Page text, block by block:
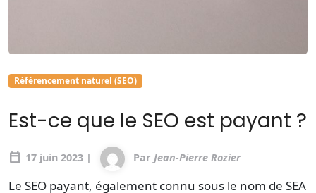
Référencement naturel (SEO)
Est-ce que le SEO est payant ?
calendar_today 17 juin 2023 | Par Jean-Pierre Rozier
Le SEO payant, également connu sous le nom de SEA